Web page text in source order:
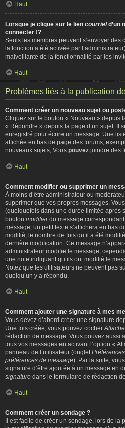
Haut
Lorsque je clique sur le lien courrield’un
connecter !?
Seuls les membres peuvent s’envoyer
la fonction a été activée par
malveillante de la fonctionnalité par les
Haut
Problèmes liés à la publication
Comment créer un nouveau sujet ou
Cliquez sur le bouton « Nouveau » depuis
« Répondre » depuis la page d’un sujet. Il
enregistré pour écrire un message. Une
affichée en bas de page des forums,
nouveaux sujets, Vous pouvez joindre des
Haut
Comment modifier ou supprimer un
À moins d’être administrateur ou
supprimer que vos propres messages.
(quelquefois dans une durée limitée après
bouton modifierdu message
message, un petit texte s’affichera en bas
modifié, le nombre de fois qu’il a été
dernière modification. Ce message
administrateur modifie le message,
une note indiquant qu’ils ont modifié le
Notez que les utilisateurs ne peuvent pas
quelqu’un y a répondu.
Haut
Comment ajouter une signature à mes
Vous devez d’abord créer une signature
Une fois créée, vous pouvez cocher
rédaction de message. Vous pouvez aussi
tous vos messages en activant l’option «
panneau de l’utilisateur (onglet
préférences de message). Par la suite,
signature d’être ajoutée à un message en
signature dans le formulaire de rédaction
Haut
Comment créer un sondage ?
Il est facile de créer un sondage, lors de la